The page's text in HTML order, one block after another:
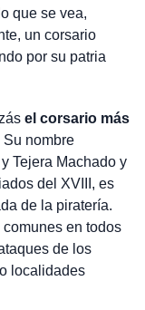
que se vea,
un corsario
por su patria
el corsario más
Su nombre
Tejera Machado y
del XVIII, es
de la piratería.
en todos
de los
localidades